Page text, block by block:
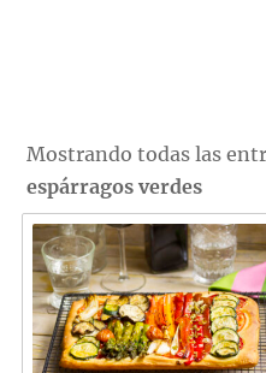
Mostrando todas las
espárragos verdes